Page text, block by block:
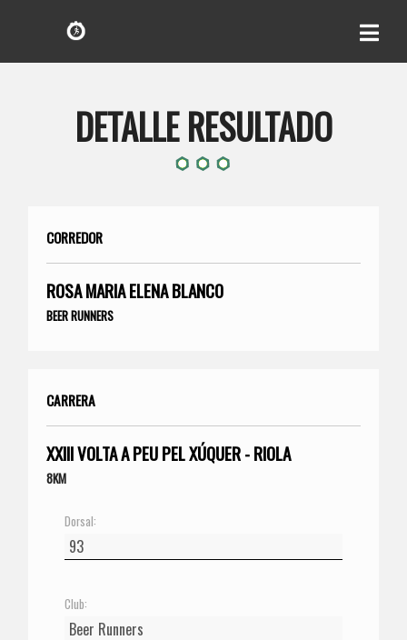
DETALLE RESULTADO
CORREDOR
ROSA MARIA ELENA BLANCO
BEER RUNNERS
CARRERA
XXIII VOLTA A PEU PEL XÚQUER - RIOLA
8KM
Dorsal:
Club: